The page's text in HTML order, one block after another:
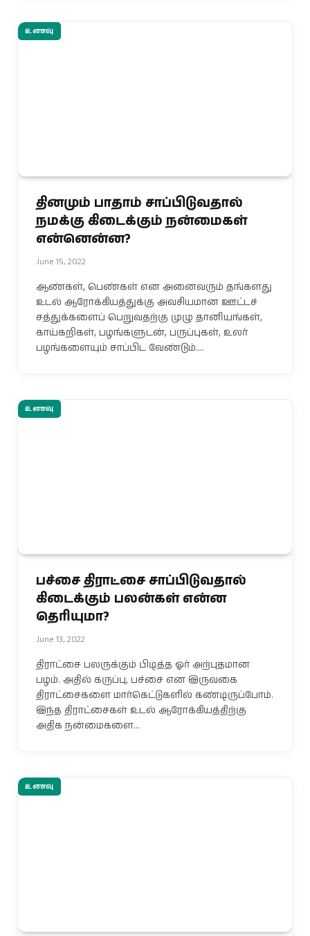
உணவு
தினமும் பாதாம் சாப்பிடுவதால்
நமக்கு கிடைக்கும் நன்மைகள்
என்னென்ன?
June 15, 2022
ஆண்கள், பெண்கள் என அனைவரும் தங்களது
உடல் ஆரோக்கியத்துக்கு அவசியமான ஊட்டச்
சத்துக்களைப் பெறுவதற்கு முழு தானியங்கள்,
காய்கறிகள், பழங்களுடன், பருப்புகள், உலர்
பழங்களையும் சாப்பிட வேண்டும்.…
உணவு
பச்சை திராட்சை சாப்பிடுவதால்
கிடைக்கும் பலன்கள் என்ன
தெரியுமா?
June 13, 2022
திராட்சை பலருக்கும் பிடித்த ஓர் அற்புதமான
பழம். அதில் கருப்பு, பச்சை என இருவகை
திராட்சைகளை மார்கெட்டுகளில் கண்டிருப்போம்.
இந்த திராட்சைகள் உடல் ஆரோக்கியத்திற்கு
அதிக நன்மைகளை…
உணவு